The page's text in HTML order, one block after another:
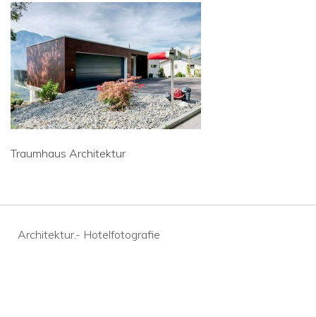
Traumhaus Architektur
Beitragsnavigation
Architektur.- Hotelfotografie